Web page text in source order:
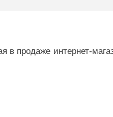
в продаже интернет-